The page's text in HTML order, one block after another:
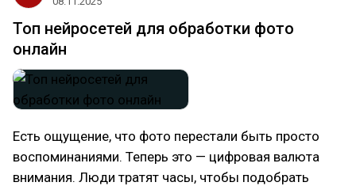
Топ нейросетей для обработки фото
онлайн
Есть ощущение, что фото перестали быть просто
воспоминаниями. Теперь это — цифровая валюта
внимания. Люди тратят часы, чтобы подобрать